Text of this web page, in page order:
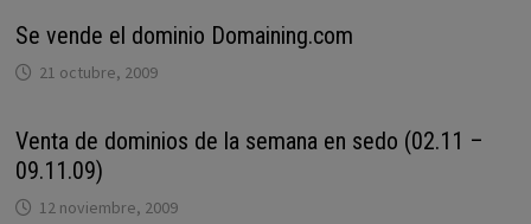
Se vende el dominio Domaining.com
21 octubre, 2009
Venta de dominios de la semana en sedo (02.11 –
09.11.09)
12 noviembre, 2009